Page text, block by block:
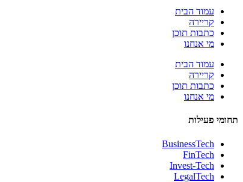
עמוד הבית
קריירה
כתבות תוכן
מי אנחנו
עמוד הבית
קריירה
כתבות תוכן
מי אנחנו
תחומי פעילות
BusinessTech
FinTech
Invest-Tech
LegalTech